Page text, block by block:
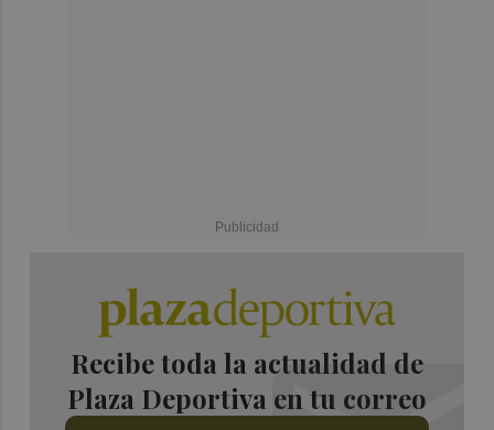
Recibe toda la actualidad de
Plaza Deportiva en tu correo